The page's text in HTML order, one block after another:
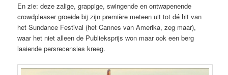
En zie: deze zalige, grappige, swingende en ontwapenende
crowdpleaser groeide bij zijn première meteen uit tot dé hit van
het Sundance Festival (het Cannes van Amerika, zeg maar),
waar het niet alleen de Publieksprijs won maar ook een berg
laaiende persrecensies kreeg.